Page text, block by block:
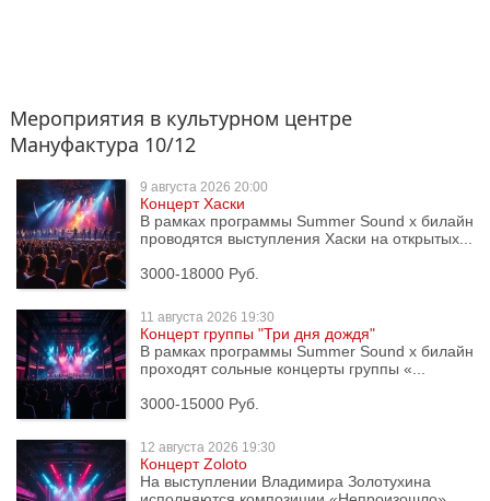
Мероприятия в культурном центре
Мануфактура 10/12
9 августа 2026 20:00
Концерт Хаски
В рамках программы Summer Sound x билайн
проводятся выступления Хаски на открытых...
3000-18000 Руб.
11 августа 2026 19:30
Концерт группы "Три дня дождя"
В рамках программы Summer Sound x билайн
проходят сольные концерты группы «...
3000-15000 Руб.
12 августа 2026 19:30
Концерт Zoloto
На выступлении Владимира Золотухина